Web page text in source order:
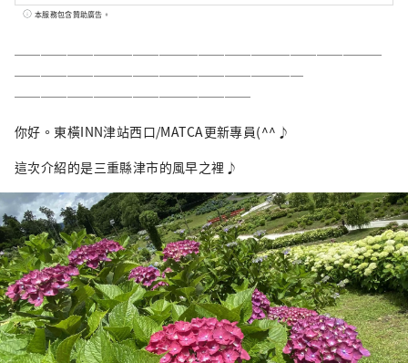
約45分鐘） ★關西國際機場 車程約2小時30分
程約30分鐘 ★伊勢神宮/禦影橫丁：車程約1小
時 ★大八町：車程約25分鐘 ★由希神社：車程
約15分鐘 ★偕樂公園步行1分鐘 ★高田本山千
時 ★松坂市：車程約40分鐘 ★名花之裡 Jazz
Dream 長島 車程約1小時 ★伊賀流忍者博物
館，車程約1小時 ★尾鷲市：車程約1小時30分
鐘 ★熊野古道 - 車程約3小時30分鐘
本服務包含贊助廣告。
────────────────────────────
──────────────────────
──────────────────
你好。東橫INN津站西口/MATCA更新專員(^^♪
這次介紹的是三重縣津市的風早之裡♪